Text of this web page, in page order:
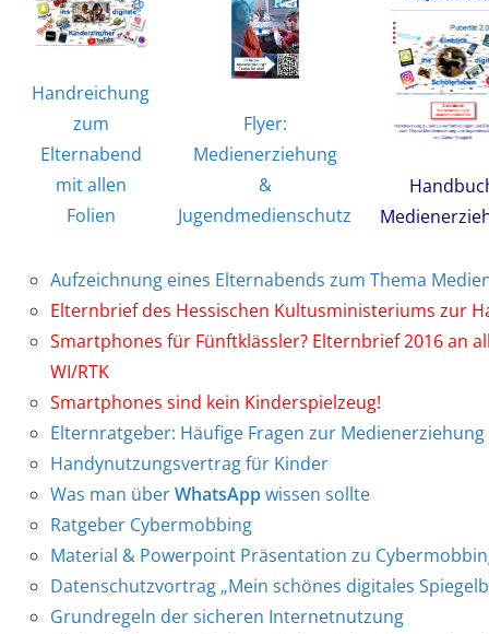
Handreichung
zum
Elternabend
mit allen
Folien
Flyer:
Medienerziehung
&
Jugendmedienschutz
Aufzeichnung eines Elternabends zum Thema
Elternbrief des Hessischen Kultusministeriums zur
Smartphones für Fünftklässler? Elternbrief 2016 an
WI/RTK
Smartphones sind kein Kinderspielzeug!
Elternratgeber: Häufige Fragen zur Medienerziehung
Handynutzungsvertrag für Kinder
Was man überWhatsAppwissen sollte
Ratgeber Cybermobbing
Material & Powerpoint Präsentation zu
Datenschutzvortrag „Mein schönes digitales
Grundregeln der sicheren Internetnutzung